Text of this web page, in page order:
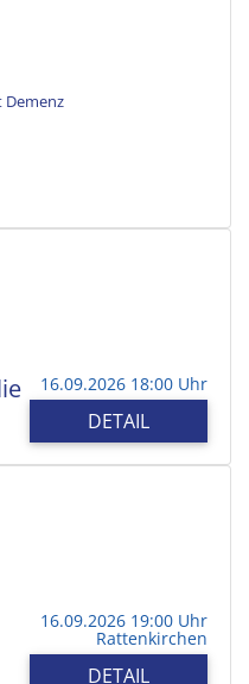
Demenz
16.09.2026 18:00 Uhr
DETAIL
16.09.2026 19:00 Uhr
Rattenkirchen
DETAIL